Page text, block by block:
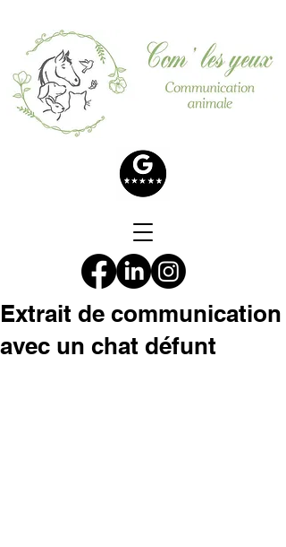
Extrait de communication
avec un chat défunt